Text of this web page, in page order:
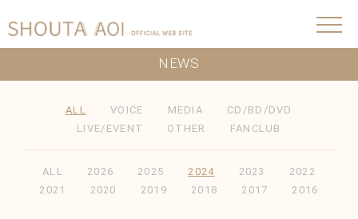
NEWS
ALL VOICE MEDIA
CD/BD/DVD
LIVE/EVENT
OTHER FANCLUB
ALL 2026 2025 2024 2023
2022
2021
2020 2019 2018 2017 2016